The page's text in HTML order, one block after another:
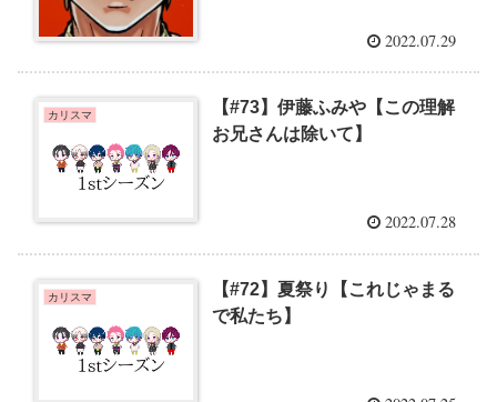
2022.07.29
カリスマ
【#73】伊藤ふみや【この理解
お兄さんは除いて】
2022.07.28
カリスマ
【#72】夏祭り【これじゃまる
で私たち】